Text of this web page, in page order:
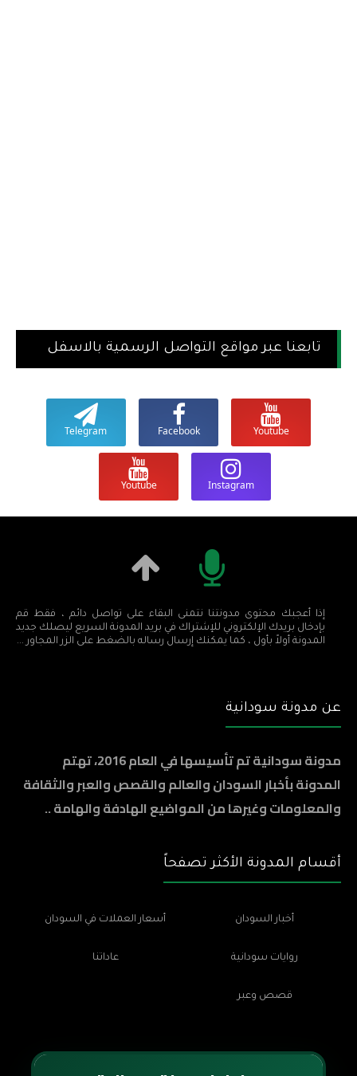
تابعنا عبر مواقع التواصل الرسمية بالاسفل
Youtube
Facebook
Telegram
Instagram
Youtube
إذا أعجبك محتوى مدونتنا نتمنى البقاء على تواصل دائم ، فقط قم
بإدخال بريدك الإلكتروني للإشتراك في بريد المدونة السريع ليصلك جديد
المدونة أولاً بأول ، كما يمكنك إرسال رساله بالضغط على الزر المجاور ...
عن مدونة سودانية
مدونة سودانية تم تأسيسها في العام 2016، تهتم
المدونة بأخبار السودان والعالم والقصص والعبر والثقافة
والمعلومات وغيرها من المواضيع الهادفة والهامة ..
أقسام المدونة الأكثر تصفحاً
أخبار السودان أسعار العملات في السودان
روايات سودانية عاداتنا
قصص وعبر